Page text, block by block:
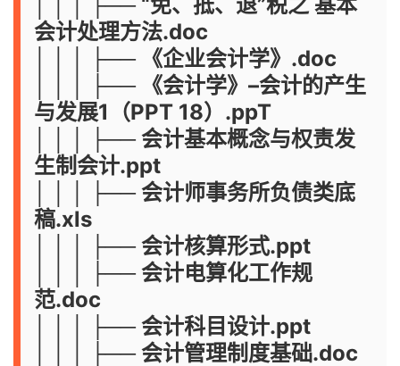
会计处理方法.doc
│ │ │ ├── 《企业会计学》.doc
│ │ │ ├── 《会计学》–会计的产生
与发展1（PPT 18）.ppT
│ │ │ ├── 会计基本概念与权责发
生制会计.ppt
│ │ │ ├── 会计师事务所负债类底
稿.xls
│ │ │ ├── 会计核算形式.ppt
│ │ │ ├── 会计电算化工作规
范.doc
│ │ │ ├── 会计科目设计.ppt
│ │ │ ├── 会计管理制度基础.doc